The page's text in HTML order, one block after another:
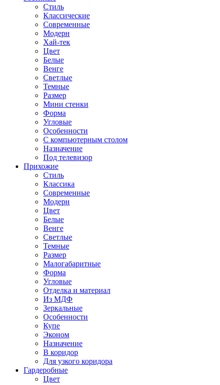
Стиль
Классические
Современные
Модерн
Хай-тек
Цвет
Белые
Венге
Светлые
Темные
Размер
Мини стенки
Форма
Угловые
Особенности
С компьютерным столом
Назначение
Под телевизор
Прихожие
Стиль
Классика
Современные
Модерн
Цвет
Белые
Венге
Светлые
Темные
Размер
Малогабаритные
Форма
Угловые
Отделка и материал
Из МДФ
Зеркальные
Особенности
Купе
Эконом
Назначение
В коридор
Для узкого коридора
Гардеробные
Цвет